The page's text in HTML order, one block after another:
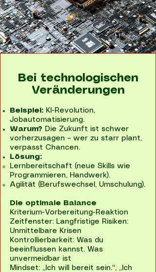
Bei technologischen
Veränderungen
Beispiel: KI-Revolution,
Jobautomatisierung.
Warum? Die Zukunft ist schwer
vorherzusagen – wer zu starr plant,
verpasst Chancen.
Lösung:
Lernbereitschaft (neue Skills wie
Programmieren, Handwerk).
Agilität (Berufswechsel, Umschulung).
Die optimale Balance
Kriterium-Vorbereitung-Reaktion
Zeitfenster: Langfristige Risiken:
Unmittelbare Krisen
Kontrollierbarkeit: Was du
beeinflussen kannst. Was
unvermeidbar ist
Mindset: „Ich will bereit sein.“, „Ich